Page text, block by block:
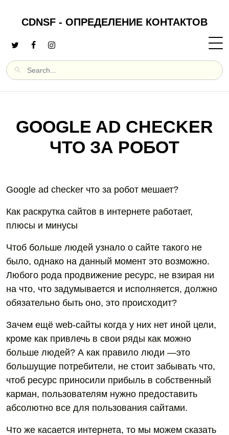
CDNSF - ОПРЕДЕЛЕНИЕ КОНТАКТОВ
GOOGLE AD CHECKER
ЧТО ЗА РОБОТ
Google ad checker что за робот мешает?
Как раскрутка сайтов в интернете работает,
плюсы и минусы
Чтоб больше людей узнало о сайте такого не
было, однако на данный момент это возможно.
Любого рода продвижение ресурс, не взирая ни
на что, что задумывается и исполняется, должно
обязательно быть оно, это происходит?
Зачем ещё web-сайты когда у них нет иной цели,
кроме как привлечь в свои ряды как можно
больше людей? А как правило люди —это
большущие потребители, не стоит забывать что,
чтоб ресурс приносили прибыль в собственный
карман, пользователям нужно предоставить
абсолютно все для пользования сайтами.
Что же касается интернета, то мы можем сказать